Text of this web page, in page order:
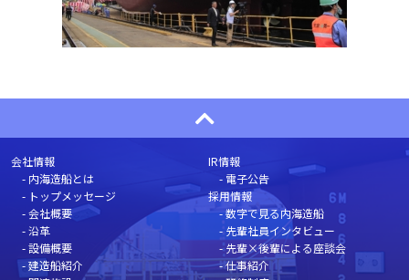
会社情報
内海造船とは
トップメッセージ
会社概要
沿革
設備概要
建造船紹介
IR情報
電子公告
採用情報
数字で見る内海造船
先輩社員インタビュー
先輩×後輩による座談会
仕事紹介